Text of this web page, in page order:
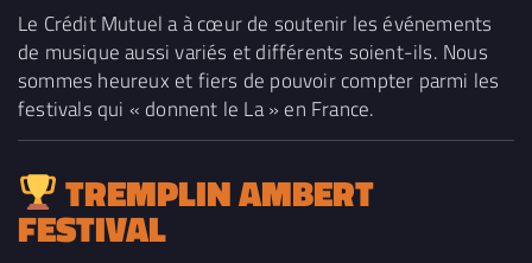
Le Crédit Mutuel a à cœur de soutenir les événements
de musique aussi variés et différents soient-ils. Nous
sommes heureux et fiers de pouvoir compter parmi les
festivals qui « donnent le La » en France.
TREMPLIN AMBERT
FESTIVAL